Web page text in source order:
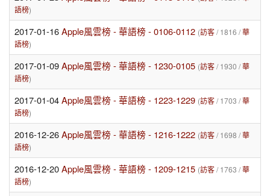
語榜)
2017-01-16Apple風雲榜 - 華語榜 - 0106-0112 (訪客/ 1816 /華
語榜)
2017-01-09Apple風雲榜 - 華語榜 - 1230-0105 (訪客/ 1930 /華
語榜)
2017-01-04Apple風雲榜 - 華語榜 - 1223-1229 (訪客/ 1703 /華
語榜)
2016-12-26Apple風雲榜 - 華語榜 - 1216-1222 (訪客/ 1698 /華
語榜)
2016-12-20Apple風雲榜 - 華語榜 - 1209-1215 (訪客/ 1763 /華
語榜)